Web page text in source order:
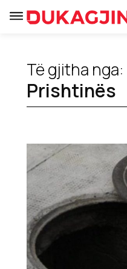
Sport
Pikëpamje
Art Jete
Kulturë
Të gjitha nga:
Prishtinës